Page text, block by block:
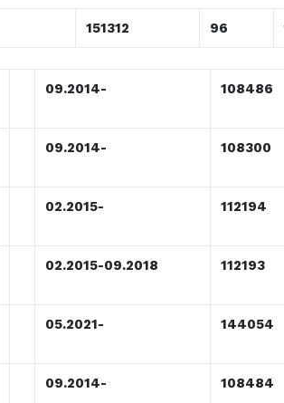
151312 96
09.2014- 108486
09.2014- 108300
02.2015- 112194
02.2015-09.2018 112193
05.2021- 144054
09.2014- 108484